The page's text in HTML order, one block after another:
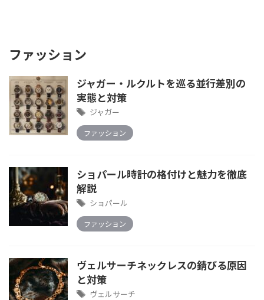
ファッション
ジャガー・ルクルトを巡る並行差別の
実態と対策
ジャガー
ファッション
ショパール時計の格付けと魅力を徹底
解説
ショパール
ファッション
ヴェルサーチネックレスの錆びる原因
と対策
ヴェルサーチ